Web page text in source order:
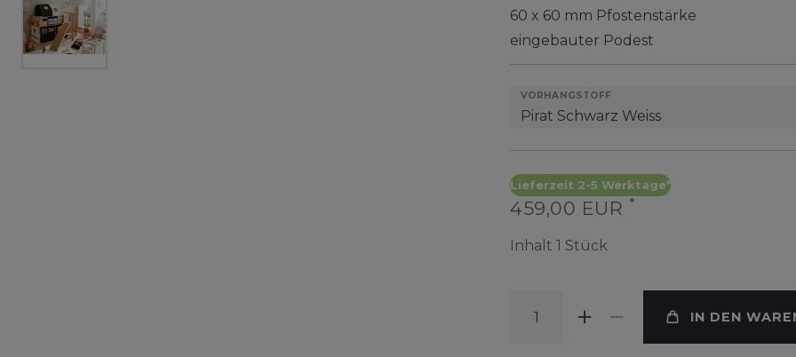
60 x 60 mm Pfostenstärke
eingebauter Podest
VORHANGSTOFF
Lieferzeit 2-5 Werktage*
459,00 EUR *
Inhalt 1 Stück
IN DEN